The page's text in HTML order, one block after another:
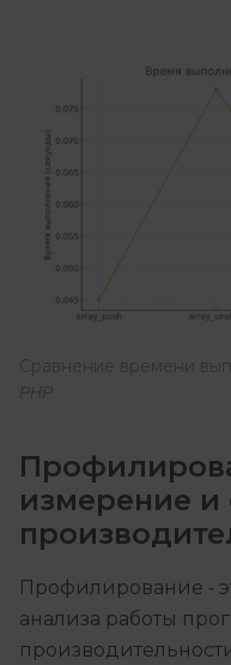
измерение и
Профилирование -
анализа работы